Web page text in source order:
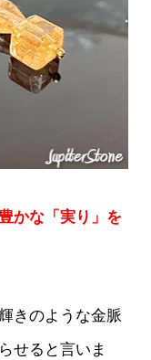
かな「実り」を
きのような金脈
せると言いま